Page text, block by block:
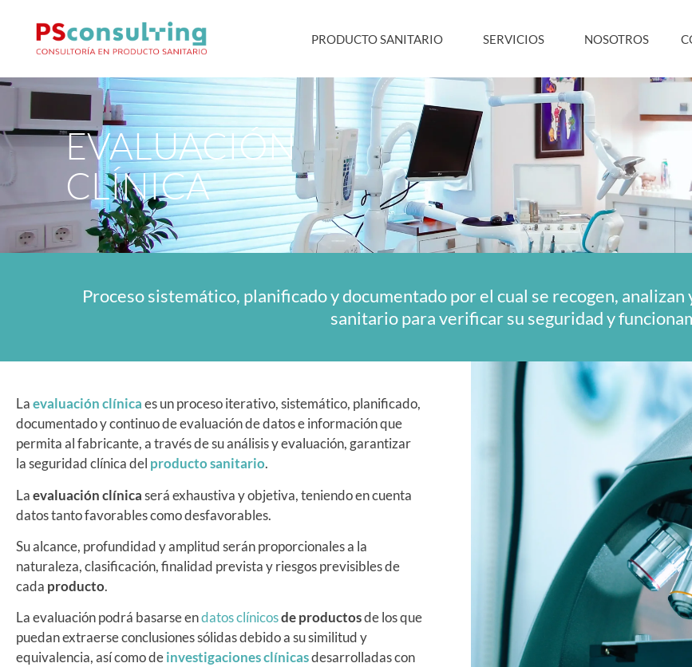
PRODUCTO SANITARIO SERVICIOS NOSOTROS
EVALUACIÓN
CLÍNICA
Proceso sistemático, planificado y documentado por el cual se recogen,
sanitario para verificar su seguridad y
Laevaluación clínicaes un proceso iterativo, sistemático, planificado,
documentado y continuo de evaluación de datos e información que
permita al fabricante, a través de su análisis y evaluación, garantizar
la seguridad clínica del producto sanitario.
Laevaluación clínicaserá exhaustiva y objetiva, teniendo en cuenta
datos tanto favorables como desfavorables.
Su alcance, profundidad y amplitud serán proporcionales a la
naturaleza, clasificación, finalidad prevista y riesgos previsibles de
cada producto.
La evaluación podrá basarse endatos clínicosde productosde los que
puedan extraerse conclusiones sólidas debido a su similitud y
equivalencia, así como deinvestigaciones clínicasdesarrolladas con